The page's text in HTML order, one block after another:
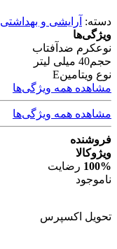
دسته: آرایشی و بهداشتی
ویژگی‌ها
نوعکرم ضدآفتاب
حجم40 میلی لیتر
نوع ویتامینE
مشاهده همه ویژگی‌ها
مشاهده همه ویژگی‌ها
فروشنده
ویژوکالا
100% رضایت
ناموجود
تحویل اکسپرس